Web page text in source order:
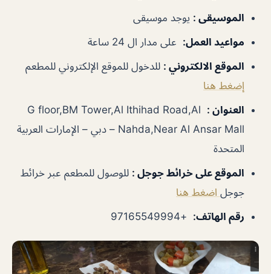
الموسيقى : يوجد موسيقى
مواعيد العمل: على مدار ال 24 ساعة
الموقع الالكتروني : للدخول للموقع الإلكتروني للمطعم
إضغط هنا
العنوان :
G floor,BM Tower,Al Ithihad Road,Al
Nahda,Near Al Ansar Mall – دبي – الإمارات العربية
المتحدة
الموقع على خرائط جوجل : للوصول للمطعم عبر خرائط
جوجل اضغط هنا
رقم الهاتف:
+97165549994